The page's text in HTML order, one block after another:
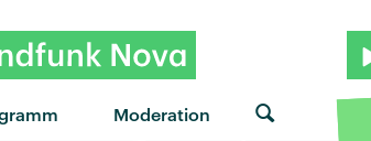
Moderation